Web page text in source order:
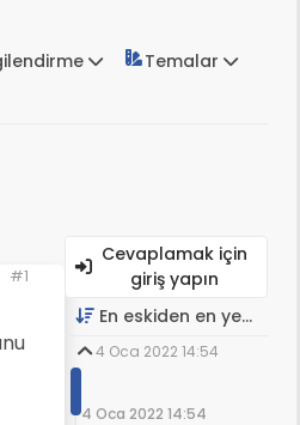
Temalar
#1
Cevaplamak için
giriş yapın
En eskiden en yeniye
4 Oca 2022 14:54
4 Oca 2022 14:54